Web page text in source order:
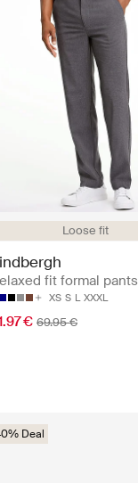
Loose fit
fit formal pants
XS S L XXXL
€ 69.95 €
Deal